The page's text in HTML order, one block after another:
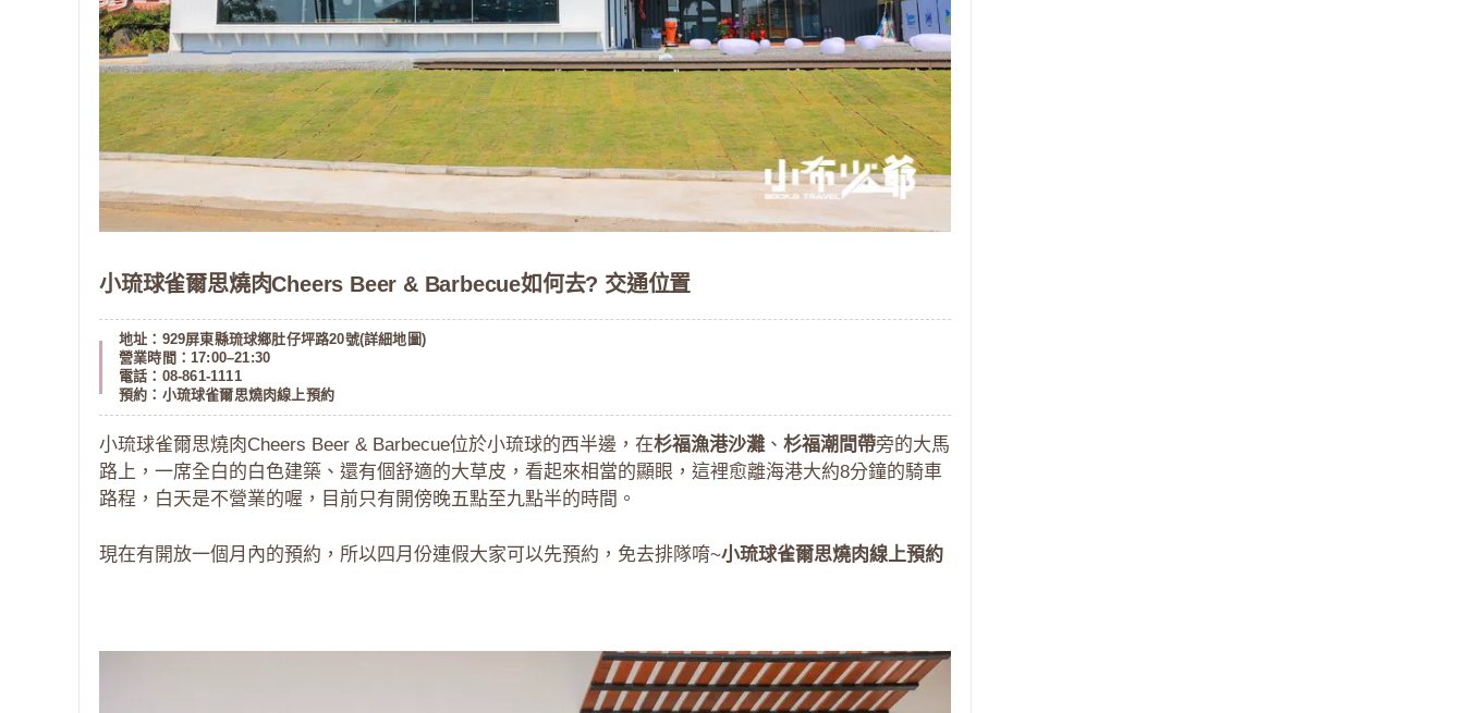
小琉球雀爾思燒肉Cheers Beer & Barbecue如何去? 交通位置
地址：929屏東縣琉球鄉肚仔坪路20號(詳細地圖)
營業時間：17:00–21:30
電話：08-861-1111
預約： 小琉球雀爾思燒肉線上預約
小琉球雀爾思燒肉Cheers Beer & Barbecue位於小琉球的西半邊，在杉福漁港沙灘 、 杉福潮間帶旁的大馬
路上，一席全白的白色建築、還有個舒適的大草皮，看起來相當的顯眼，這裡愈離海港大約8分鐘的騎車
路程，白天是不營業的喔，目前只有開傍晚五點至九點半的時間。
現在有開放一個月內的預約，所以四月份連假大家可以先預約，免去排隊唷~小琉球雀爾思燒肉線上預約